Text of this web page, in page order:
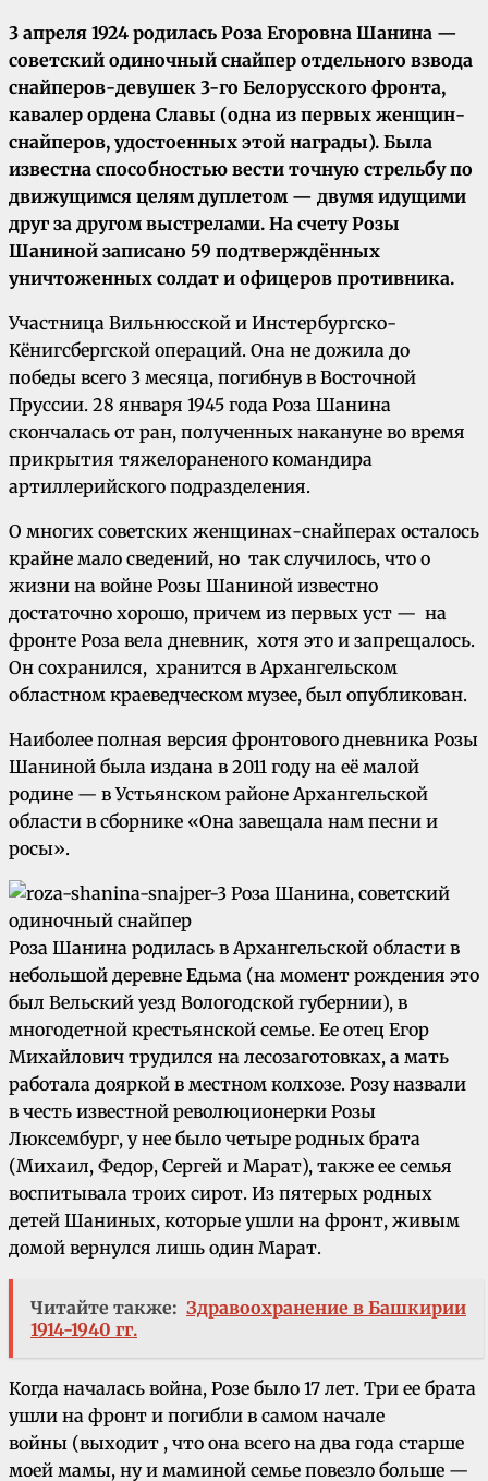
3 апреля 1924 родилась Роза Егоровна Шанина —
советский одиночный снайпер отдельного взвода
снайперов-девушек 3-го Белорусского фронта,
кавалер ордена Славы (одна из первых женщин-
снайперов, удостоенных этой награды). Была
известна способностью вести точную стрельбу по
движущимся целям дуплетом — двумя идущими
друг за другом выстрелами. На счету Розы
Шаниной записано 59 подтверждённых
уничтоженных солдат и офицеров противника.
Участница Вильнюсской и Инстербургско-
Кёнигсбергской операций. Она не дожила до
победы всего 3 месяца, погибнув в Восточной
Пруссии. 28 января 1945 года Роза Шанина
скончалась от ран, полученных накануне во время
прикрытия тяжелораненого командира
артиллерийского подразделения.
О многих советских женщинах-снайперах осталось
крайне мало сведений, но так случилось, что о
жизни на войне Розы Шаниной известно
достаточно хорошо, причем из первых уст — на
фронте Роза вела дневник, хотя это и запрещалось.
Он сохранился, хранится в Архангельском
областном краеведческом музее, был опубликован.
Наиболее полная версия фронтового дневника Розы
Шаниной была издана в 2011 году на её малой
родине — в Устьянском районе Архангельской
области в сборнике «Она завещала нам песни и
росы».
Роза Шанина родилась в Архангельской области в
небольшой деревне Едьма (на момент рождения это
был Вельский уезд Вологодской губернии), в
многодетной крестьянской семье. Ее отец Егор
Михайлович трудился на лесозаготовках, а мать
работала дояркой в местном колхозе. Розу назвали
в честь известной революционерки Розы
Люксембург, у нее было четыре родных брата
(Михаил, Федор, Сергей и Марат), также ее семья
воспитывала троих сирот. Из пятерых родных
детей Шаниных, которые ушли на фронт, живым
домой вернулся лишь один Марат.
Читайте также: Здравоохранение в Башкирии
1914-1940 гг.
Когда началась война, Розе было 17 лет. Три ее брата
ушли на фронт и погибли в самом начале
войны (выходит , что она всего на два года старше
моей мамы, ну и маминой семье повезло больше —